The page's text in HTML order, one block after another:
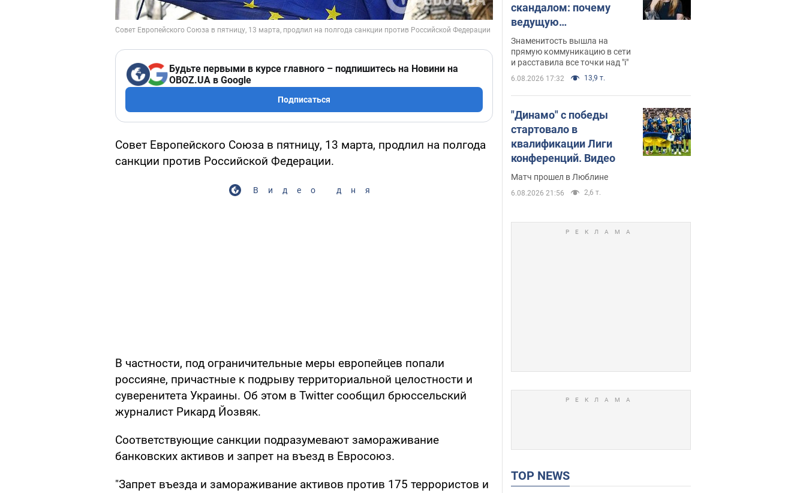
Будьте первыми в курсе главного – подпишитесь на Новини на
OBOZ.UA в Google
Подписаться
Совет Европейского Союза в пятницу, 13 марта, продлил на полгода
санкции против Российской Федерации.
Видео дня
В частности, под ограничительные меры европейцев попали
россияне, причастные к подрыву территориальной целостности и
суверенитета Украины. Об этом в Twitter сообщил брюссельский
журналист Рикард Йозвяк.
Соответствующие санкции подразумевают замораживание
банковских активов и запрет на въезд в Евросоюз.
"Запрет въезда и замораживание активов против 175 террористов и
скандалом: почему
ведущую
несправедливо
захейтили
Знаменитость вышла на
прямую коммуникацию в сети
и расставила все точки над "i"
6.08.2026 17:32 13,9 т.
"Динамо" с победы
стартовало в
квалификации Лиги
конференций. Видео
Матч прошел в Люблине
6.08.2026 21:56 2,6 т.
TOP NEWS